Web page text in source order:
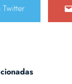
Twitter